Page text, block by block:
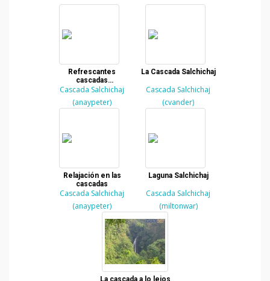
Refrescantes
cascadas
verapacenses
Cascada Salchichaj
(anaypeter)
La Cascada Salchichaj
Cascada Salchichaj
(cvander)
Relajación en las
cascadas
Cascada Salchichaj
(anaypeter)
Laguna Salchichaj
Cascada Salchichaj
(miltonwar)
La cascada a lo lejos